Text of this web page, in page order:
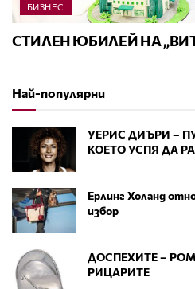
БИЗНЕС
СТИЛЕН ЮБИЛЕЙ НА
Най-популярни
УЕРИС ДИЪРИ –
КОЕТО УСПЯ ДА
Ерлинг Холанд
избор
ДОСПЕХИТЕ –
РИЦАРИТЕ